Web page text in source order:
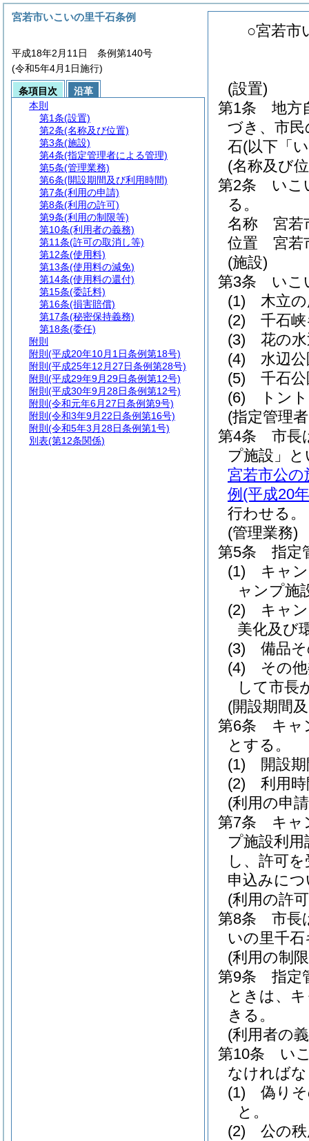
○宮若市
(設置)
第1条
地方
づき、市
石(以下「
(名称及び
第2条
いこ
る。
名称 宮若
位置 宮若
(施設)
第3条
いこ
(1)
木立
(2)
千石
(3)
花の
(4)
水辺
(5)
千石
(6)
トン
(指定管理
第4条
市長
プ施設」
宮若市公
例 (平成20
行わせる。
(管理業務)
第5条
指定
(1)
キャ
ャンプ施
(2)
キャ
美化及び
(3)
備品
(4)
その
して市長
(開設期間
第6条
キャ
とする。
(1)
開設
(2)
利用
(利用の申
第7条
キャ
プ施設利
し、許可
申込みに
(利用の許
第8条
市長
いの里千
(利用の制
第9条
指定
ときは、
きる。
(利用者の
第10条
い
なければ
(1)
偽り
と。
(2)
公の
宮若市いこいの里千石条例
平成18年2月11日 条例第140号
(令和5年4月1日施行)
条項目次
沿革
本則
第1条(設置)
第2条(名称及び位置)
第3条(施設)
第4条(指定管理者による管理)
第5条(管理業務)
第6条(開設期間及び利用時間)
第7条(利用の申請)
第8条(利用の許可)
第9条(利用の制限等)
第10条(利用者の義務)
第11条(許可の取消し等)
第12条(使用料)
第13条(使用料の減免)
第14条(使用料の還付)
第15条(委託料)
第16条(損害賠償)
第17条(秘密保持義務)
第18条(委任)
附則
附則 (平成20年10月1日条例第18号)
附則 (平成25年12月27日条例第28号)
附則 (平成29年9月29日条例第12号)
附則 (平成30年9月28日条例第12号)
附則 (令和元年6月27日条例第9号)
附則 (令和3年9月22日条例第16号)
附則 (令和5年3月28日条例第1号)
別表(第12条関係)